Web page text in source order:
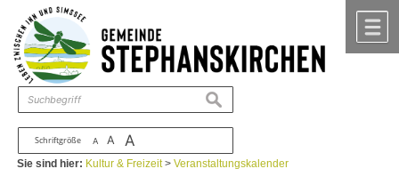
Zum Inhalt ,zur Navigation
Schriftgröße A A A
suchen
Sie sind hier: Kultur & Freizeit>Veranstaltungskalender